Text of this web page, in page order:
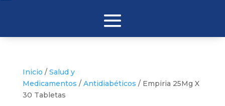
Inicio / Salud y
Medicamentos / Antidiabéticos / Empiria 25Mg X
30 Tabletas